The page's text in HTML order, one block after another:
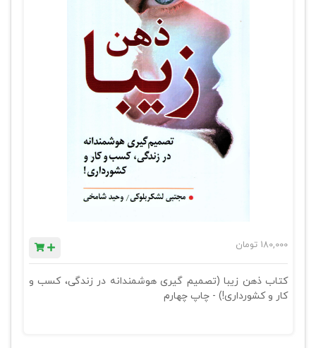
180,000 تومان
کتاب ذهن زیبا (تصمیم گیری هوشمندانه در زندگی، کسب و
کار و کشورداری!) - چاپ چهارم